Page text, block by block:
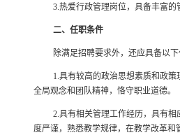
3.热爱行政管理岗位，具备丰富
二、任职条件
除满足招聘要求外，还应具备以
1.具有较高的政治思想素质和政
全局观念和团队精神，恪守职业道德。
2.具有相关管理工作经历，具有
度严谨，熟悉教学规律，在教学改革和